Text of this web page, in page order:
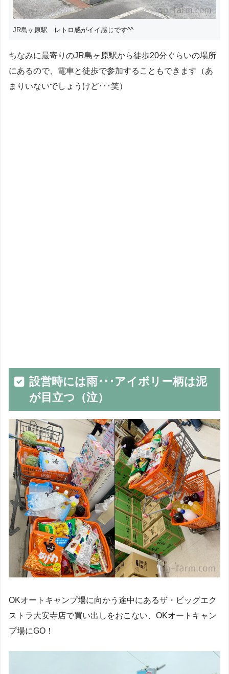
JR島ヶ原駅 レトロ感がイイ感じです^^
ちなみに最寄りのJR島ヶ原駅から徒歩20分ぐらいの場所
にあるので、電車と徒歩で参加することもできます（あ
まりいないでしょうけど･･･笑）
設営時には雨･･･アイボリー柄は泥
が目立つ（泣）
OKオートキャンプ場に向かう途中にあるザ・ビッグエク
ストラ大安寺店で買い出しをおこない、OKオートキャン
プ場にGO！